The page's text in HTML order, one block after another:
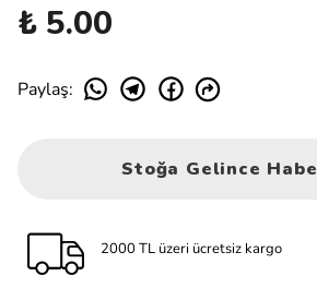
₺ 5.00
Paylaş:
Stoğa Gelince
2000 TL üzeri ücretsiz kargo